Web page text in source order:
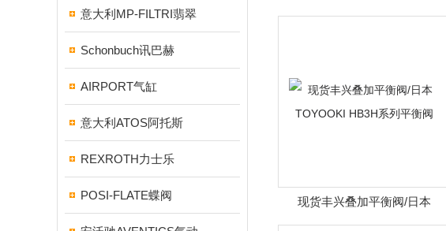
意大利MP-FILTRI翡翠
Schonbuch讯巴赫
AIRPORT气缸
意大利ATOS阿托斯
REXROTH力士乐
POSI-FLATE蝶阀
量控制比例阀
现货丰兴叠加平衡阀/日本
TOYOOKI HB3H系列平衡阀